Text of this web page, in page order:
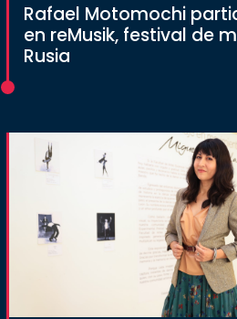
Rafael Motomochi
en reMusik, festival de
Rusia